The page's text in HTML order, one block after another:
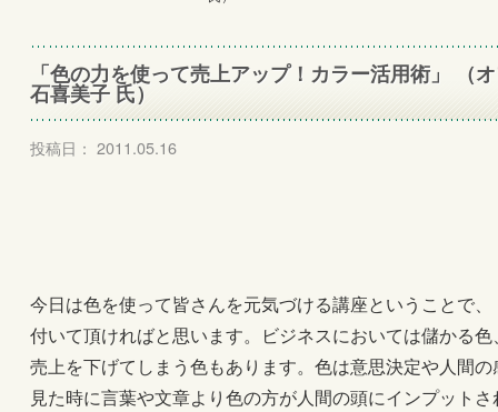
「色の力を使って売上アップ！カラー活用術
石喜美子 氏）
投稿日： 2011.05.16
今日は色を使って皆さんを元気づける講座ということで
付いて頂ければと思います。ビジネスにおいては儲かる
売上を下げてしまう色もあります。色は意思決定や人間
見た時に言葉や文章より色の方が人間の頭にインプット